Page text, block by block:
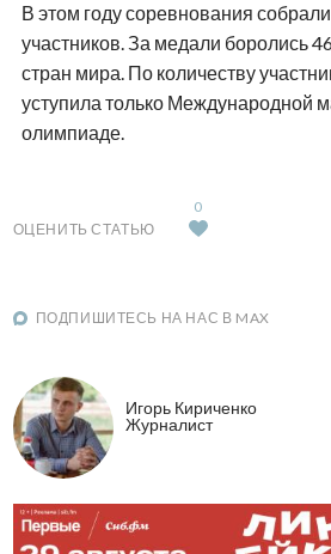
В этом году соревнования
участников. За медали боролись
стран мира. По количеству
уступила только Международной
олимпиаде.
ОЦЕНИТЬ СТАТЬЮ
0
ПОДПИШИТЕСЬ НА НАС В MAX
Игорь Кириченко
Журналист